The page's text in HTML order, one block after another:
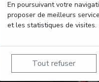
En poursuivant votre
proposer de meilleurs
et les statistiques de visites.
Tout refuser